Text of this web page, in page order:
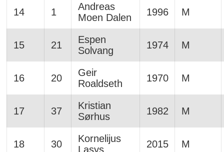
14 1
Andreas
Moen Dalen
1996 M
15 21
Espen
Solvang
1974 M
16 20
Geir
Roaldseth
1970 M
17 37
Kristian
Sørhus
1982 M
18 30
Kornelijus
Lasys
2015 M